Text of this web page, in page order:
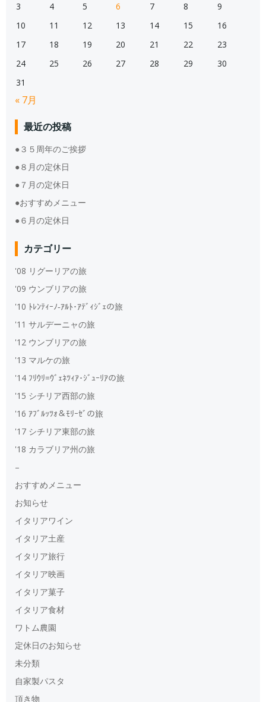
3
4 5 6 7 8
9
10
11 12 13 14 15
16
17
18 19 20 21 22
23
24
25 26 27 28 29
30
31
« 7月
最近の投稿
●３５周年のご挨拶
●８月の定休日
●７月の定休日
●おすすめメニュー
●６月の定休日
カテゴリー
'08 リグーリアの旅
'09 ウンブリアの旅
'10 ﾄﾚﾝﾃｨｰﾉ‐ｱﾙﾄ･ｱﾃﾞｨｼﾞｪの旅
'11 サルデーニャの旅
'12 ウンブリアの旅
'13 マルケの旅
'14 ﾌﾘｳﾘ=ｳﾞｪﾈﾂｨｱ･ｼﾞｭｰﾘｱの旅
'15 シチリア西部の旅
'16 ｱﾌﾞﾙｯﾂｫ＆ﾓﾘｰｾﾞの旅
'17 シチリア東部の旅
'18 カラブリア州の旅
–
おすすめメニュー
お知らせ
イタリアワイン
イタリア土産
イタリア旅行
イタリア映画
イタリア菓子
イタリア食材
ワトム農園
定休日のお知らせ
未分類
自家製パスタ
頂き物